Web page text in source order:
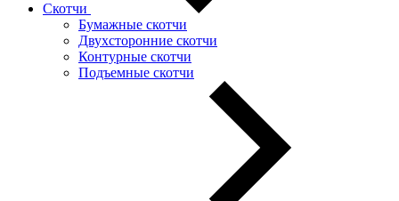
Скотчи
Бумажные скотчи
Двухсторонние скотчи
Контурные скотчи
Подъемные скотчи